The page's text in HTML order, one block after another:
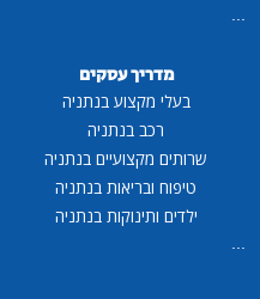
...
מדריך עסקים
בעלי מקצוע בנתניה
רכב בנתניה
שרותים מקצועיים בנתניה
טיפוח ובריאות בנתניה
ילדים ותינוקות בנתניה
...